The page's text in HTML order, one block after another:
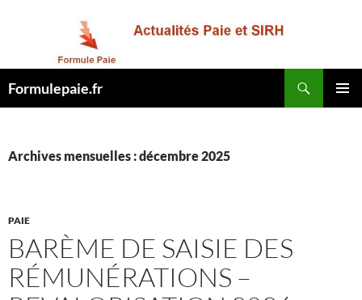
Formulepaie.fr
Archives mensuelles : décembre 2025
PAIE
BARÈME DE SAISIE DES
RÉMUNÉRATIONS –